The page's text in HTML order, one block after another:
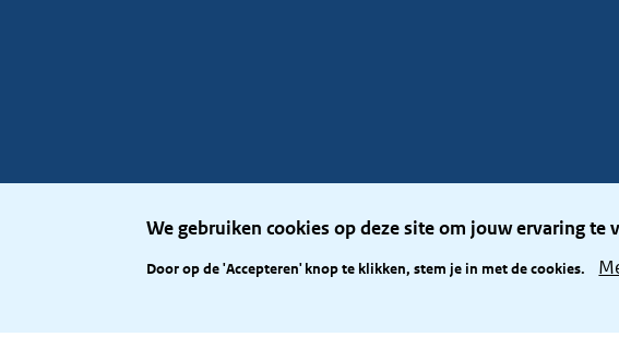
We gebruiken cookies op deze site om jouw ervaring te
Door op de 'Accepteren' knop te klikken, stem je in met de cookies.